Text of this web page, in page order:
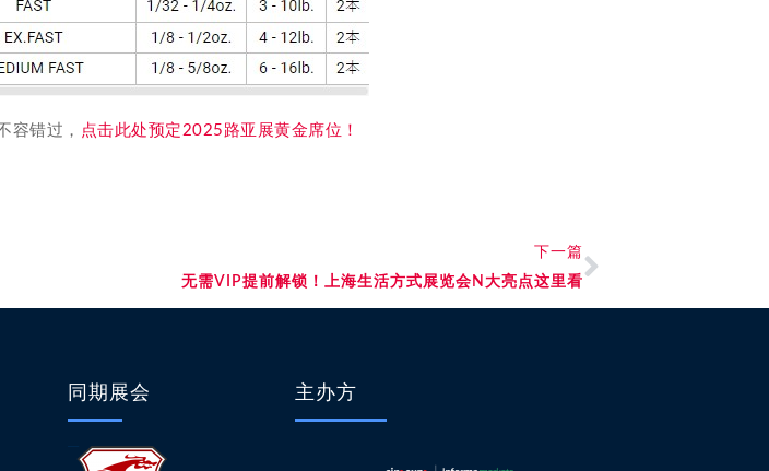
容错过， 点击此处预定2025路亚展黄金席位！
下一篇
无需VIP提前解锁！上海生活方式展览会N大亮点这里看
同期展会 主办方